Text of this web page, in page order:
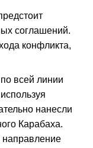
соглашений.
конфликта,
всей линии
нанесли
Карабаха.
направление